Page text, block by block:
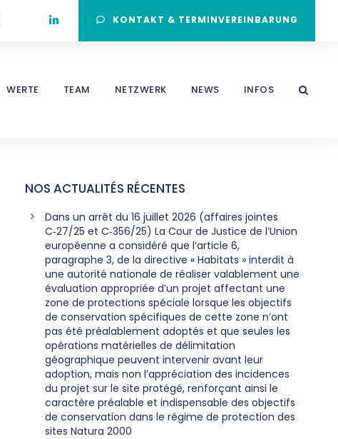
KONTAKT & TERMINVEREINBARUNG
WERTE TEAM NETZWERK NEWS INFOS
NOS ACTUALITÉS RÉCENTES
Dans un arrêt du 16 juillet 2026 (affaires jointes
C‑27/25 et C‑356/25) La Cour de Justice de l’Union
européenne a considéré que l’article 6,
paragraphe 3, de la directive « Habitats » interdit à
une autorité nationale de réaliser valablement une
évaluation appropriée d’un projet affectant une
zone de protections spéciale lorsque les objectifs
de conservation spécifiques de cette zone n’ont
pas été préalablement adoptés et que seules les
opérations matérielles de délimitation
géographique peuvent intervenir avant leur
adoption, mais non l’appréciation des incidences
du projet sur le site protégé, renforçant ainsi le
caractère préalable et indispensable des objectifs
de conservation dans le régime de protection des
sites Natura 2000